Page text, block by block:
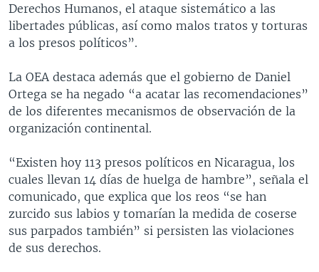
Derechos Humanos, el ataque sistemático a las
libertades públicas, así como malos tratos y torturas
a los presos políticos”.
La OEA destaca además que el gobierno de Daniel
Ortega se ha negado “a acatar las recomendaciones”
de los diferentes mecanismos de observación de la
organización continental.
“Existen hoy 113 presos políticos en Nicaragua, los
cuales llevan 14 días de huelga de hambre”, señala el
comunicado, que explica que los reos “se han
zurcido sus labios y tomarían la medida de coserse
sus parpados también” si persisten las violaciones
de sus derechos.